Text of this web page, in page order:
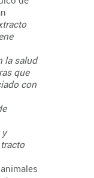
la salud
que
con
y